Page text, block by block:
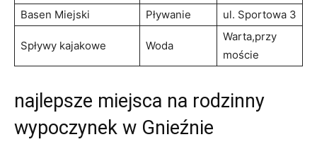
Basen⁢ Miejski Pływanie ul. Sportowa 3
Spływy kajakowe Woda
Warta,przy
moście
najlepsze miejsca na rodzinny
wypoczynek w⁣ Gnieźnie